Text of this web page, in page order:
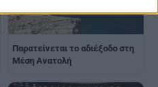
Παρατείνεται το αδιέξοδο στη
Μέση Ανατολή